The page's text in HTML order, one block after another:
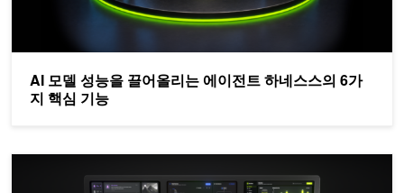
AI 모델 성능을 끌어올리는 에이전트 하네스스의 6가
지 핵심 기능